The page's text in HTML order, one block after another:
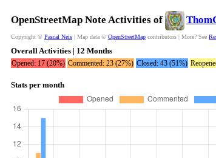
OpenStreetMap Note Activities of
Copyright © Pascal Neis | Map data © OpenStreetMap contributors | More? See
Overall Activities | 12 Months
Opened: 17 (20%) Commented: 23 (27%) Closed: 43 (51%)
Stats per month